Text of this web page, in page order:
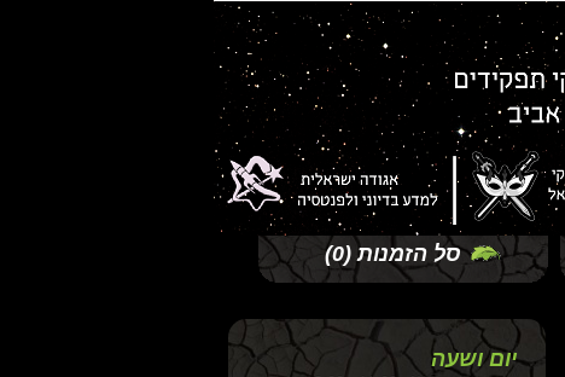
סל הזמנות (0)
יום ושעה